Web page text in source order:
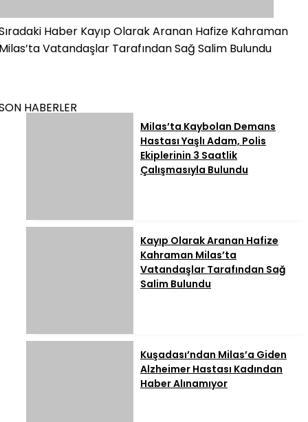
Haber Kayıp Olarak Aranan Hafize Kahraman
Vatandaşlar Tarafından Sağ Salim Bulundu
HABERLER
Milas’ta Kaybolan Demans
Hastası Yaşlı Adam, Polis
Ekiplerinin 3 Saatlik
Çalışmasıyla Bulundu
Kayıp Olarak Aranan Hafize
Kahraman Milas’ta
Vatandaşlar Tarafından Sağ
Salim Bulundu
Kuşadası’ndan Milas’a Giden
Alzheimer Hastası Kadından
Haber Alınamıyor